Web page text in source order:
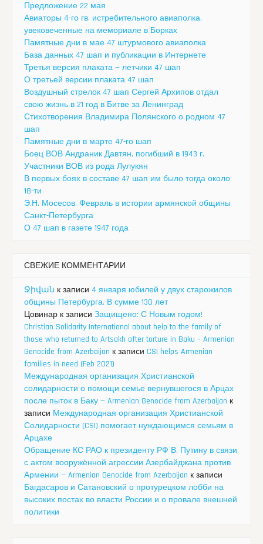
Предложение 22 мая
Авиаторы 4-го гв. истребительного авиаполка,
увековеченные на мемориале в Борках
Памятные дни в мае 47 штурмового авиаполка
База данных 47 шап и публикации в Интернете
Третья версия плаката — летчики 47 шап
О третьей версии плаката 47 шап
Воздушный стрелок 47 шап Сергей Архипов отдал
свою жизнь в 21 год в Битве за Ленинград
Стихотворения Владимира Полянского о родном 47
шап
Памятные дни в марте 47-го шап
Боец ВОВ Андраник Давтян, погибший в 1943 г.
Участники ВОВ из рода Лулукян
В первых боях в составе 47 шап им было тогда около
18-ти
Э.Н. Мосесов. Февраль в истории армянской общины
Санкт-Петербурга
О 47 шап в газете 1947 года
СВЕЖИЕ КОММЕНТАРИИ
Ջիվան к записи 4 января юбилей у двух старожилов
общины Петербурга. В сумме 130 лет
Цовинар к записи Защищено: С Новым годом!
Christian Solidarity International about help to the family of
those who returned to Artsakh after torture in Baku – Armenian
Genocide from Azerbaijan к записи CSI helps Armenian
families in need (Feb 2021)
Международная организация Христианской
солидарности о помощи семье вернувшегося в Арцах
после пыток в Баку — Armenian Genocide from Azerbaijan к
записи Международная организация Христианской
Солидарности (CSI) помогает нуждающимся семьям в
Арцахе
Обращение КС РАО к президенту РФ В. Путину в связи
с актом вооружённой агрессии Азербайджана против
Армении — Armenian Genocide from Azerbaijan к записи
Багдасаров и Сатановский о протурецком лобби на
высоких постах во власти России и о провале внешней
политики